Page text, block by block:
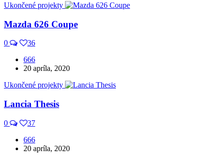
Ukončené projekty
Mazda 626 Coupe
0
36
666
20 apríla, 2020
Ukončené projekty
Lancia Thesis
0
37
666
20 apríla, 2020